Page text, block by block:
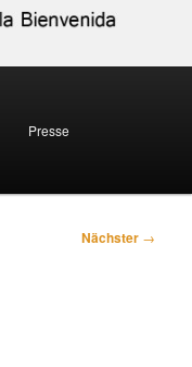
Presse
Nächster →